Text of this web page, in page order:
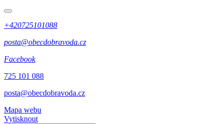
+420725101088
posta@obecdobravoda.cz
Facebook
725 101 088
posta@obecdobravoda.cz
Mapa webu
Vytisknout